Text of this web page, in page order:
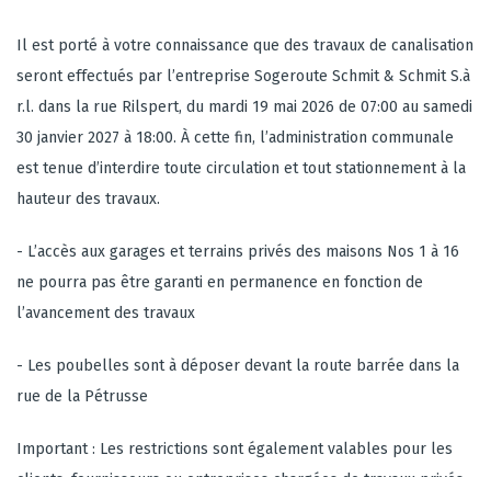
Il est porté à votre connaissance que des travaux de canalisation
seront effectués par l’entreprise Sogeroute Schmit & Schmit S.à
r.l. dans la rue Rilspert, du mardi 19 mai 2026 de 07:00 au samedi
30 janvier 2027 à 18:00. À cette fin, l’administration communale
est tenue d’interdire toute circulation et tout stationnement à la
hauteur des travaux.
- L’accès aux garages et terrains privés des maisons Nos 1 à 16
ne pourra pas être garanti en permanence en fonction de
l’avancement des travaux
- Les poubelles sont à déposer devant la route barrée dans la
rue de la Pétrusse
Important : Les restrictions sont également valables pour les